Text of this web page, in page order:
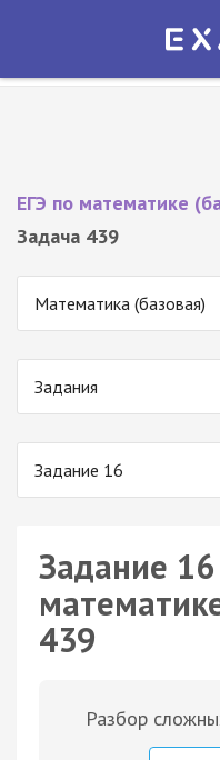
Экзамер —
ЕГЭ по математике
Задача 439
Математика (базовая)
Задания
Задание 16
Задание
439
Разбор